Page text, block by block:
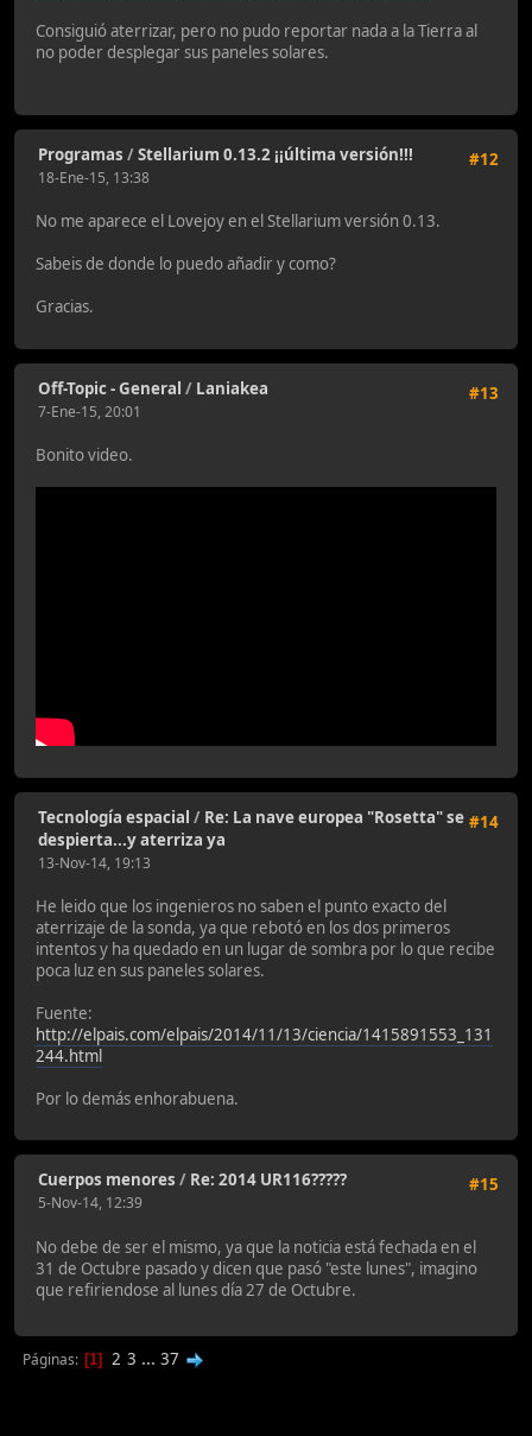
Consiguió aterrizar, pero no pudo reportar nada a la Tierra al
no poder desplegar sus paneles solares.
#12
Programas /Stellarium 0.13.2 ¡¡última versión!!!
18-Ene-15, 13:38
No me aparece el Lovejoy en el Stellarium versión 0.13.
Sabeis de donde lo puedo añadir y como?
Gracias.
#13
Off-Topic - General / Laniakea
7-Ene-15, 20:01
Bonito video.
#14
Tecnología espacial / Re: La nave europea "Rosetta" se
despierta...y aterriza ya
13-Nov-14, 19:13
He leido que los ingenieros no saben el punto exacto del
aterrizaje de la sonda, ya que rebotó en los dos primeros
intentos y ha quedado en un lugar de sombra por lo que recibe
poca luz en sus paneles solares.
Fuente:
http://elpais.com/elpais/2014/11/13/ciencia/1415891553_131
244.html
Por lo demás enhorabuena.
#15
Cuerpos menores / Re: 2014 UR116?????
5-Nov-14, 12:39
No debe de ser el mismo, ya que la noticia está fechada en el
31 de Octubre pasado y dicen que pasó "este lunes", imagino
que refiriendose al lunes día 27 de Octubre.
Páginas 1 2 3 ... 37